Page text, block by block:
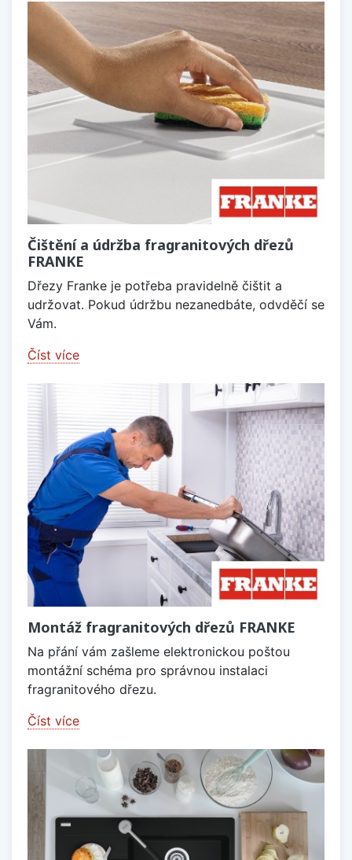
Čištění a údržba fragranitových dřezů
FRANKE
Dřezy Franke je potřeba pravidelně čištit a
udržovat. Pokud údržbu nezanedbáte, odvděčí se
Vám.
Číst více
Montáž fragranitových dřezů FRANKE
Na přání vám zašleme elektronickou poštou
montážní schéma pro správnou instalaci
fragranitového dřezu.
Číst více